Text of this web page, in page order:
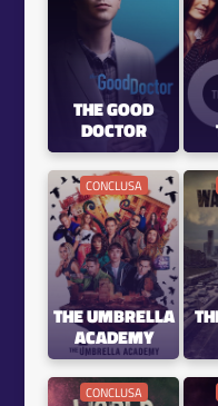
THE GOOD
DOCTOR
CONCLUSA
THE UMBRELLA
ACADEMY
CONCLUSA